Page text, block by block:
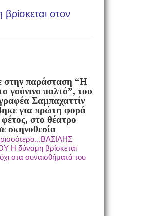
στον
στην παράσταση “Η
γούνινο παλτό”, του
Σαμπαχαττίν
για πρώτη φορά
στο θέατρο
σκηνοθεσία
Η δύναμη βρίσκεται
στα συναισθήματά του